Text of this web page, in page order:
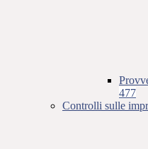
477
Controlli sulle